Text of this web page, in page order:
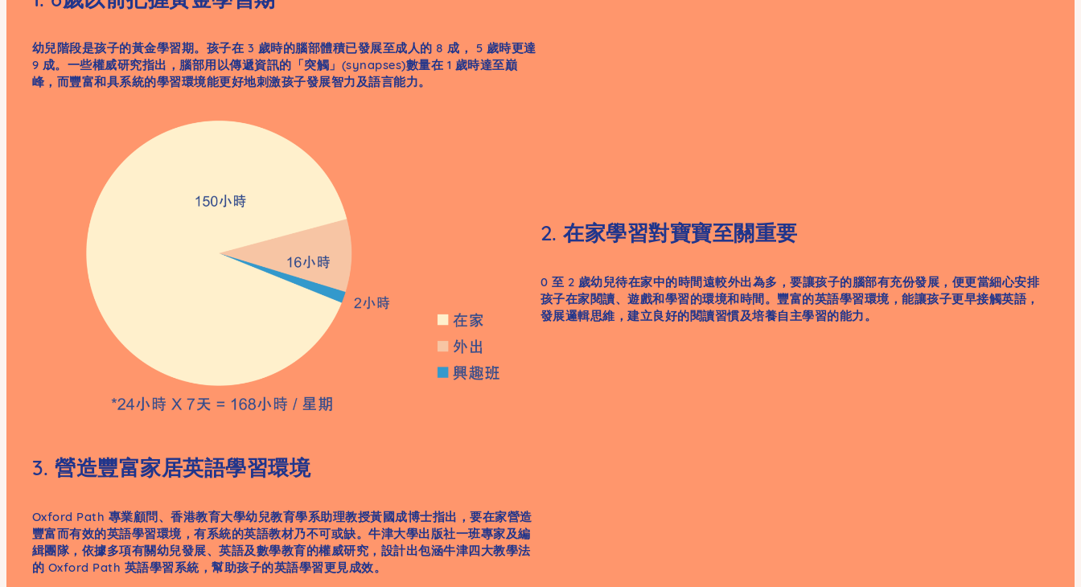
幼兒階段是孩子的黃金學習期。孩子在 3 歲時的腦部體積已發展至成人的 8 成， 5 歲時更達
9 成。一些權威研究指出，腦部用以傳遞資訊的「突觸」(synapses)數量在 1 歲時達至巔
峰，而豐富和具系統的學習環境能更好地刺激孩子發展智力及語言能力。
2. 在家學習對寶寶至關重要
0 至 2 歲幼兒待在家中的時間遠較外出為多，要讓孩子的腦部有充份發展，便更當細心安排
孩子在家閱讀、遊戲和學習的環境和時間。豐富的英語學習環境，能讓孩子更早接觸英語，
發展邏輯思維，建立良好的閱讀習慣及培養自主學習的能力。
3. 營造豐富家居英語學習環境
Oxford Path 專業顧問、香港教育大學幼兒教育學系助理教授黃國成博士指出，要在家營造
豐富而有效的英語學習環境，有系統的英語教材乃不可或缺。牛津大學出版社一班專家及編
緝團隊，依據多項有關幼兒發展、英語及數學教育的權威研究，設計出包涵牛津四大教學法
的 Oxford Path 英語學習系統，幫助孩子的英語學習更見成效。